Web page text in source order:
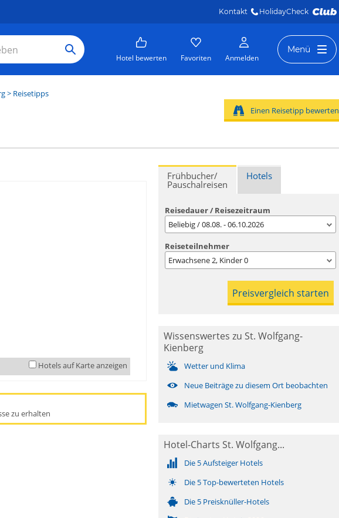
Kontakt HolidayCheck
Hotel bewerten Favoriten Anmelden
Menü
> Reisetipps
Einen Reisetipp bewerten
Hotels auf Karte anzeigen
zu erhalten
Frühbucher/
Pauschalreisen
Hotels
Reisedauer / Reisezeitraum
Beliebig / 08.08. - 06.10.2026
Reiseteilnehmer
Erwachsene2, Kinder0
Wissenswertes zu St. Wolfgang-
Kienberg
Wetter und Klima
Neue Beiträge zu diesem Ort beobachten
Mietwagen St. Wolfgang-Kienberg
Hotel-Charts St. Wolfgang...
Die 5 Aufsteiger Hotels
Die 5 Top-bewerteten Hotels
Die 5 Preisknüller-Hotels